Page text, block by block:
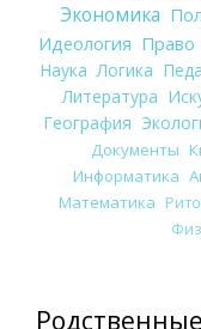
Экономика
Идеология Право
Наука Логика
Литература
География
Документы
Информатика
Математика